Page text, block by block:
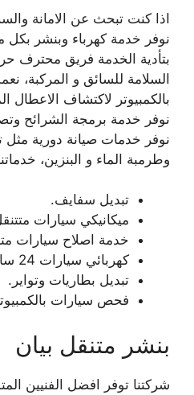
اذا كنت تبحث عن الامانة
نوفر خدمة كهرباء وبنشر بكل
بتأدية الخدمة فريق محترف
السلامة للسائق و المركبة،
بالكمبيوتر لاكتشاف الاعطال
نوفر خدمة برمجة الشرائح
نوفر خدمات صيانة دورية مثل
وطرمبة الماء و البنزين،
تبديل سفايف.
ميكانيكي سيارات
خدمة اصلاح سيارات
كهربائي سيارات 24 ساعة.
تبديل بطاريات وتواير.
فحص سيارات
بنشر متنقل بيان
شركتنا توفر افضل الفنيين